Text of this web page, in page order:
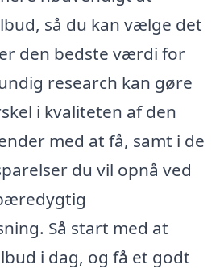
så du kan vælge det
den bedste værdi for
research kan gøre
i kvaliteten af den
med at få, samt i de
du vil opnå ved
Så start med at
i dag, og få et godt